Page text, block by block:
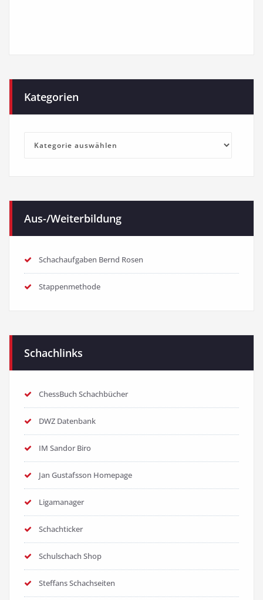
Kategorien
Kategorien
Aus-/Weiterbildung
Schachaufgaben Bernd Rosen
Stappenmethode
Schachlinks
ChessBuch Schachbücher
DWZ Datenbank
IM Sandor Biro
Jan Gustafsson Homepage
Ligamanager
Schachticker
Schulschach Shop
Steffans Schachseiten